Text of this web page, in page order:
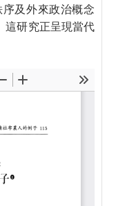
及外來政治概念
這研究正呈現當代